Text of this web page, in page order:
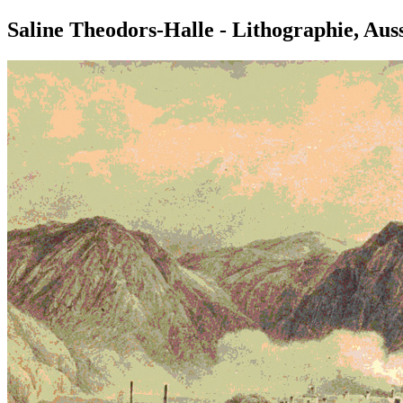
Saline Theodors-Halle - Lithographie,